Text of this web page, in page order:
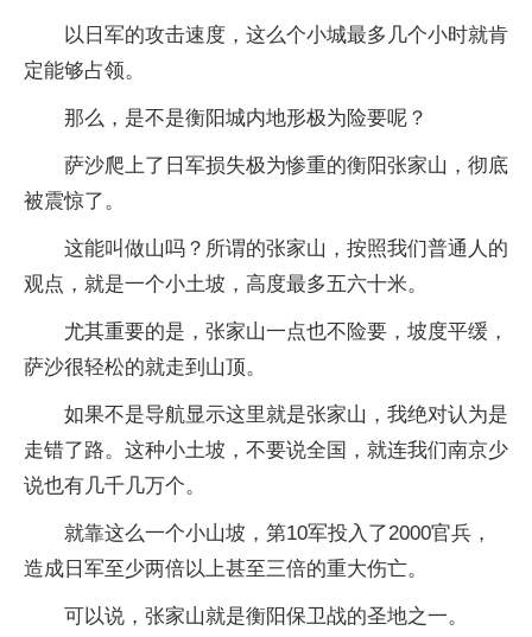
以日军的攻击速度，这么个小城最多几个小时就肯
定能够占领。
那么，是不是衡阳城内地形极为险要呢？
萨沙爬上了日军损失极为惨重的衡阳张家山，彻底
被震惊了。
这能叫做山吗？所谓的张家山，按照我们普通人的
观点，就是一个小土坡，高度最多五六十米。
尤其重要的是，张家山一点也不险要，坡度平缓，
萨沙很轻松的就走到山顶。
如果不是导航显示这里就是张家山，我绝对认为是
走错了路。这种小土坡，不要说全国，就连我们南京少
说也有几千几万个。
就靠这么一个小山坡，第10军投入了2000官兵，
造成日军至少两倍以上甚至三倍的重大伤亡。
可以说，张家山就是衡阳保卫战的圣地之一。